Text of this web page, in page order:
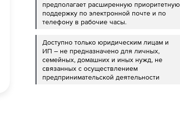
предполагает расширенную приоритетную
поддержку по электронной почте и по
телефону в рабочие часы.
Доступно только юридическим лицам и
ИП – не предназначено для личных,
семейных, домашних и иных нужд, не
связанных с осуществлением
предпринимательской деятельности